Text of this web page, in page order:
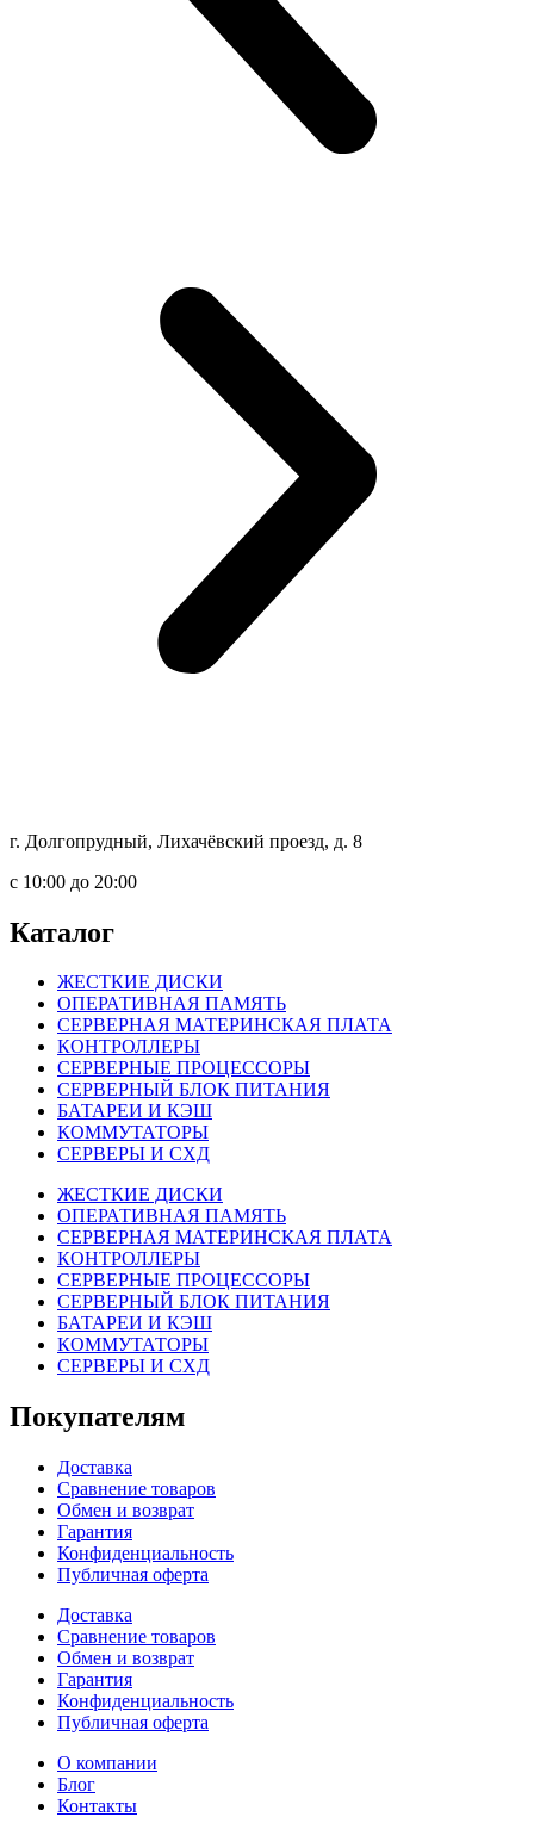
г. Долгопрудный, Лихачёвский проезд, д. 8
c 10:00 до 20:00
Каталог
ЖЕСТКИЕ ДИСКИ
ОПЕРАТИВНАЯ ПАМЯТЬ
СЕРВЕРНАЯ МАТЕРИНСКАЯ ПЛАТА
КОНТРОЛЛЕРЫ
СЕРВЕРНЫЕ ПРОЦЕССОРЫ
СЕРВЕРНЫЙ БЛОК ПИТАНИЯ
БАТАРЕИ И КЭШ
КОММУТАТОРЫ
СЕРВЕРЫ И СХД
ЖЕСТКИЕ ДИСКИ
ОПЕРАТИВНАЯ ПАМЯТЬ
СЕРВЕРНАЯ МАТЕРИНСКАЯ ПЛАТА
КОНТРОЛЛЕРЫ
СЕРВЕРНЫЕ ПРОЦЕССОРЫ
СЕРВЕРНЫЙ БЛОК ПИТАНИЯ
БАТАРЕИ И КЭШ
КОММУТАТОРЫ
СЕРВЕРЫ И СХД
Покупателям
Доставка
Сравнение товаров
Обмен и возврат
Гарантия
Конфиденциальность
Публичная оферта
Доставка
Сравнение товаров
Обмен и возврат
Гарантия
Конфиденциальность
Публичная оферта
О компании
Блог
Контакты